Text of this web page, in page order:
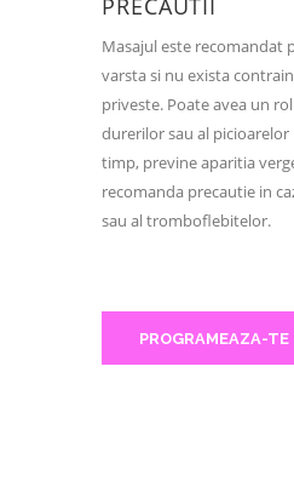
PRECAUTII
Masajul este recomandat
varsta si nu exista
priveste. Poate avea un
durerilor sau al
timp, previne aparitia
recomanda precautie in
sau al tromboflebitelor.
PROGRAMEAZA-TE